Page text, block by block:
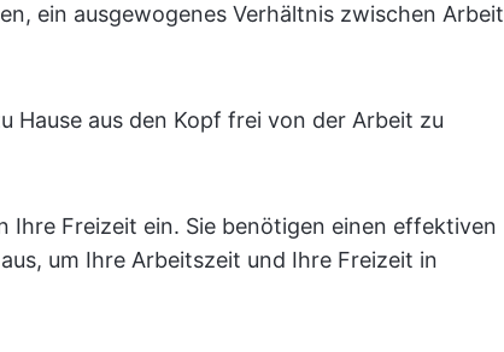
ein ausgewogenes Verhältnis zwischen Arbeit
Hause aus den Kopf frei von der Arbeit zu
Ihre Freizeit ein. Sie benötigen einen effektiven
um Ihre Arbeitszeit und Ihre Freizeit in